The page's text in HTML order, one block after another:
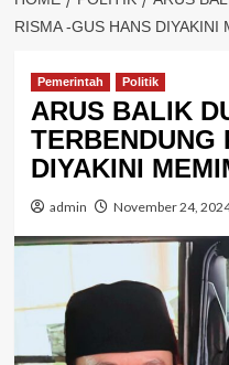
RISMA -GUS HANS DIYAKINI
Pemerintah Politik
ARUS BALIK
TERBENDUNG
DIYAKINI
admin November 24,